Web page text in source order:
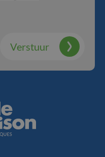
Verstuur